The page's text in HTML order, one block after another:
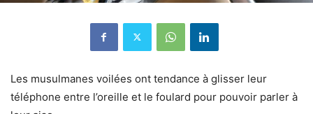
Les musulmanes voilées ont tendance à glisser leur
téléphone entre l’oreille et le foulard pour pouvoir parler à